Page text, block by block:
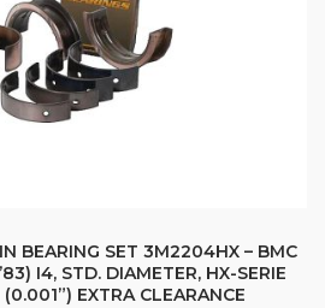
BEARING SET 3M2204HX – BMC
I4, STD. DIAMETER, HX-SERIE
EXTRA CLEARANCE